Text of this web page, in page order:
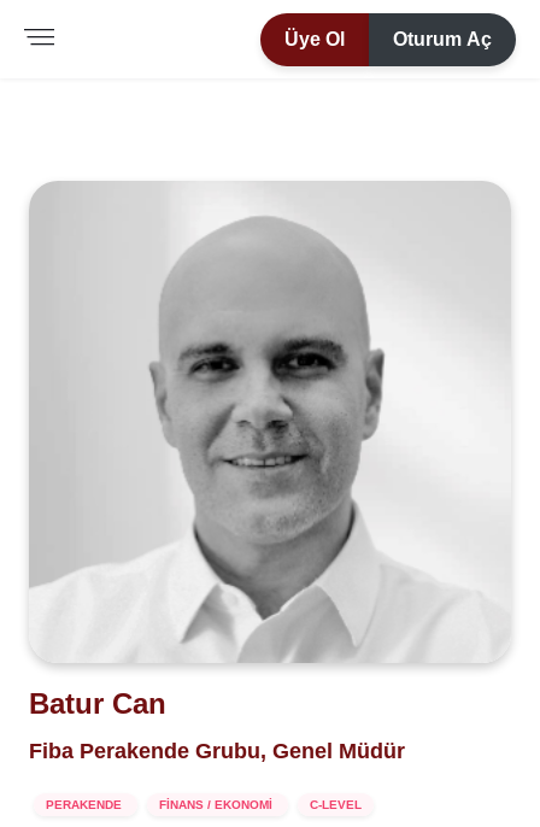
Üye Ol Oturum Aç
Batur Can
Fiba Perakende Grubu, Genel Müdür
PERAKENDE FİNANS / EKONOMİ C-LEVEL